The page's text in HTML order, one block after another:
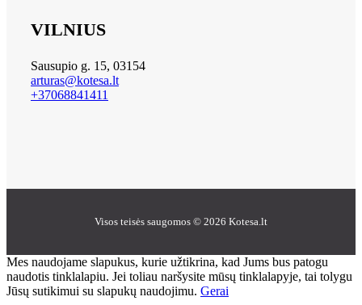
VILNIUS
Sausupio g. 15, 03154
arturas@kotesa.lt
+37068841411
Visos teisės saugomos © 2026 Kotesa.lt
Mes naudojame slapukus, kurie užtikrina, kad Jums bus patogu
naudotis tinklalapiu. Jei toliau naršysite mūsų tinklalapyje, tai tolygu
Jūsų sutikimui su slapukų naudojimu. Gerai